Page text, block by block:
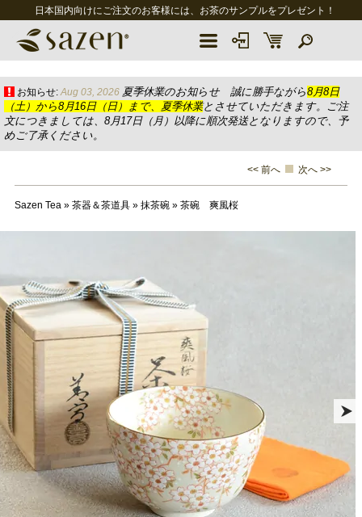
日本国内向けにご注文のお客様には、お茶のサンプルをプレゼント！
お知らせ: Aug 03, 2026 夏季休業のお知らせ 誠に勝手ながら8月8日
（土）から8月16日（日）まで、夏季休業とさせていただきます。ご注
文につきましては、8月17日（月）以降に順次発送となりますので、予
めご了承ください。
<< 前へ 次へ >>
Sazen Tea» 茶器＆茶道具» 抹茶碗» 茶碗 爽風桜